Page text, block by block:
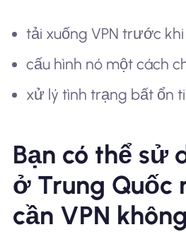
tải xuống VPN trước
cấu hình nó một cách
xử lý tình trạng bất ổn
Bạn có thể sử
ở Trung Quốc
cần VPN